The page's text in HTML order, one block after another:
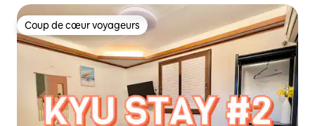
Dome#Munrae Creative Village#A Park Mall
Coup de cœur voyageurs
Coup de cœur voyageurs